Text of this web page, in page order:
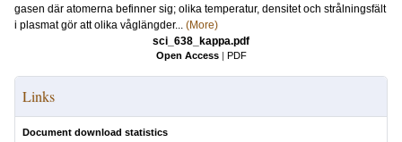
gasen där atomerna befinner sig; olika temperatur, densitet och strålningsfält
i plasmat gör att olika våglängder... (More)
sci_638_kappa.pdf
Open Access | PDF
Links
Document download statistics